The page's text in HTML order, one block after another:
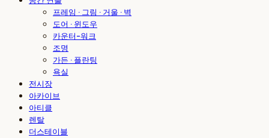
프레임 · 그림 · 거울 · 벽
도어 · 윈도우
카운터-워크
조명
가든 · 플란팅
욕실
전시장
아카이브
아티클
렌탈
더스테이블